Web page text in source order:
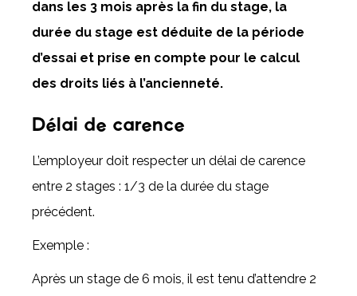
dans les 3 mois après la fin du stage, la
durée du stage est déduite de la période
d’essai et prise en compte pour le calcul
des droits liés à l’ancienneté.
Délai de carence
L’employeur doit respecter un délai de carence
entre 2 stages : 1/3 de la durée du stage
précédent.
Exemple :
Après un stage de 6 mois, il est tenu d’attendre 2